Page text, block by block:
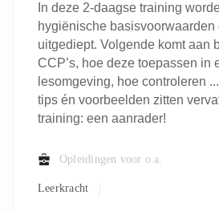
In deze 2-daagse training
hygiënische basisvoorwaarden
uitgediept. Volgende komt aan
CCP’s, hoe deze toepassen in
lesomgeving, hoe controleren
tips én voorbeelden zitten
training: een aanrader!
Opleidingen voor o.a.
Leerkracht